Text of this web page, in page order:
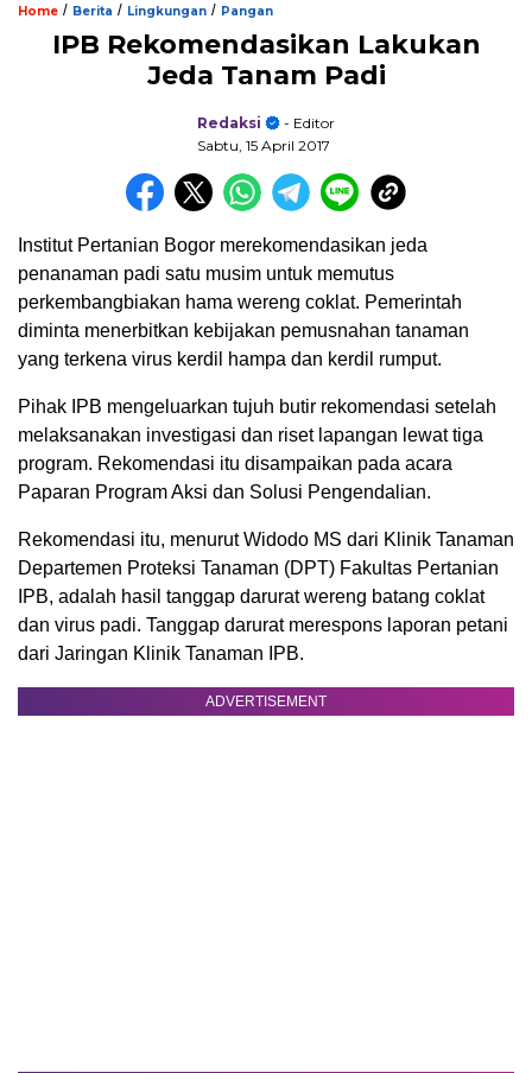
Home / Berita / Lingkungan / Pangan
IPB Rekomendasikan Lakukan
Jeda Tanam Padi
Redaksi
- Editor
Sabtu, 15 April 2017
Institut Pertanian Bogor merekomendasikan jeda
penanaman padi satu musim untuk memutus
perkembangbiakan hama wereng coklat. Pemerintah
diminta menerbitkan kebijakan pemusnahan tanaman
yang terkena virus kerdil hampa dan kerdil rumput.
Pihak IPB mengeluarkan tujuh butir rekomendasi setelah
melaksanakan investigasi dan riset lapangan lewat tiga
program. Rekomendasi itu disampaikan pada acara
Paparan Program Aksi dan Solusi Pengendalian.
Rekomendasi itu, menurut Widodo MS dari Klinik Tanaman
Departemen Proteksi Tanaman (DPT) Fakultas Pertanian
IPB, adalah hasil tanggap darurat wereng batang coklat
dan virus padi. Tanggap darurat merespons laporan petani
dari Jaringan Klinik Tanaman IPB.
ADVERTISEMENT